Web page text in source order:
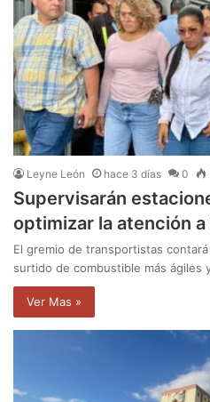
Leyne León hace 3 días 0
Supervisarán
optimizar la atención
El gremio de transportistas
surtido de combustible más ágiles
Ver Mas »